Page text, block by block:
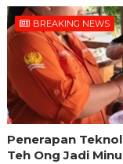
BREAKING NEWS
Penerapan
Teh Ong Jadi